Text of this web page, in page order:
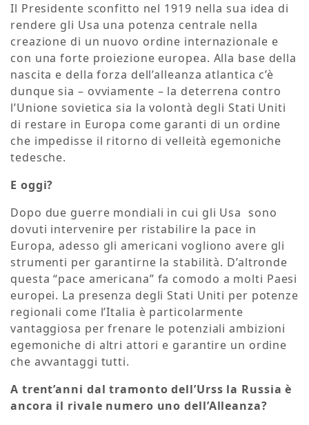
Il Presidente sconfitto nel 1919 nella sua idea di
rendere gli Usa una potenza centrale nella
creazione di un nuovo ordine internazionale e
con una forte proiezione europea. Alla base della
nascita e della forza dell’alleanza atlantica c’è
dunque sia – ovviamente – la deterrena contro
l’Unione sovietica sia la volontà degli Stati Uniti
di restare in Europa come garanti di un ordine
che impedisse il ritorno di velleità egemoniche
tedesche.
E oggi?
Dopo due guerre mondiali in cui gli Usa sono
dovuti intervenire per ristabilire la pace in
Europa, adesso gli americani vogliono avere gli
strumenti per garantirne la stabilità. D’altronde
questa “pace americana” fa comodo a molti Paesi
europei. La presenza degli Stati Uniti per potenze
regionali come l’Italia è particolarmente
vantaggiosa per frenare le potenziali ambizioni
egemoniche di altri attori e garantire un ordine
che avvantaggi tutti.
A trent’anni dal tramonto dell’Urss la Russia è
ancora il rivale numero uno dell’Alleanza?